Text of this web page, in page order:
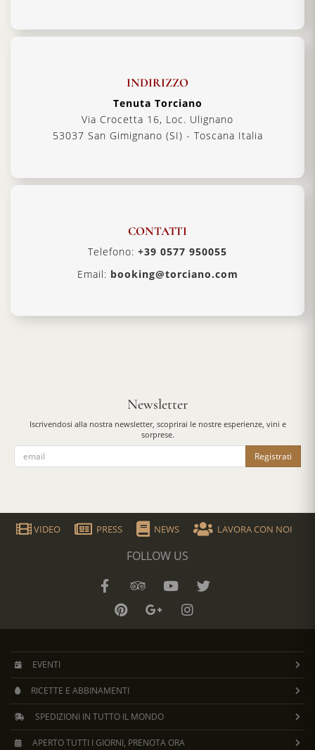
INDIRIZZO
Tenuta Torciano
Via Crocetta 16, Loc. Ulignano
53037 San Gimignano (SI) - Toscana Italia
CONTATTI
Telefono: +39 0577 950055
Email: booking@torciano.com
Newsletter
Iscrivendosi alla nostra newsletter, scoprirai le nostre esperienze, vini e
sorprese.
Registrati
VIDEO PRESS NEWS LAVORA CON NOI
FOLLOW US
EVENTI
RICETTE E ABBINAMENTI
SPEDIZIONI IN TUTTO IL MONDO
APERTO TUTTI I GIORNI, PRENOTA ORA